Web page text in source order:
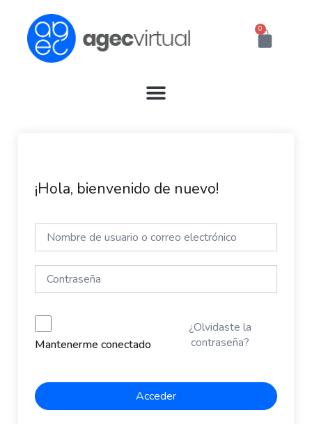
contenido
0
Cart
¡Hola, bienvenido de nuevo!
Mantenerme conectado
¿Olvidaste la
contraseña?
Acceder